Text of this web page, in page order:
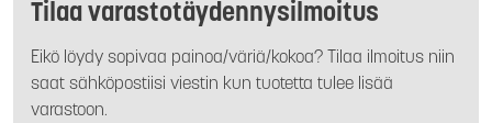
Tilaa varastotäydennysilmoitus
Eikö löydy sopivaa painoa/väriä/kokoa? Tilaa ilmoitus niin
saat sähköpostiisi viestin kun tuotetta tulee lisää
varastoon.